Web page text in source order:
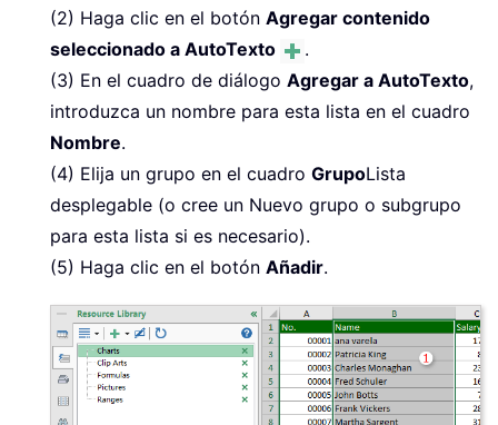
(2) Haga clic en el botón Agregar contenido
seleccionado a AutoTexto
.
(3) En el cuadro de diálogo Agregar a AutoTexto,
introduzca un nombre para esta lista en el cuadro
Nombre.
(4) Elija un grupo en el cuadro GrupoLista
desplegable (o cree un Nuevo grupo o subgrupo
para esta lista si es necesario).
(5) Haga clic en el botón Añadir.